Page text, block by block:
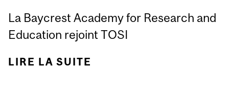
La Baycrest Academy for Research and
Education rejoint TOSI
LIRE LA SUITE